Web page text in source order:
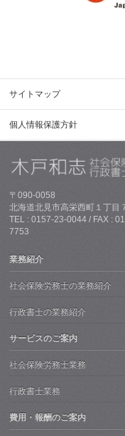
サイトマップ
個人情報保護方針
〒090-0058
北海道北見市高栄西町１丁目
TEL : 0157-23-0044 / FAX :
7753
業務紹介
社会保険労務士の業務紹介
行政書士の業務紹介
サービスのご案内
社会保険労務士業務
行政書士業務
費用・報酬のご案内